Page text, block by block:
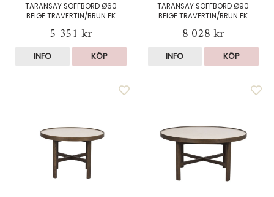
TARANSAY SOFFBORD Ø60
BEIGE TRAVERTIN/BRUN EK
5 351 kr
INFO KÖP
TARANSAY SOFFBORD Ø90
BEIGE TRAVERTIN/BRUN EK
8 028 kr
INFO KÖP